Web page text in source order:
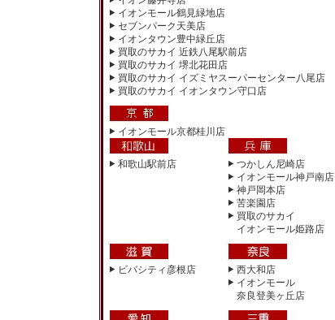
イオンモール鶴見緑地店
セブンパーク天美店
イオンタウン豊中緑丘店
買取のサカイ 近鉄八尾駅前店
買取のサカイ 堺北花田店
買取のサカイ イズミヤスーパーセンター八尾店
買取のサカイ イオンタウン守口店
イオンモール京都桂川店
和歌山駅前店
つかしん尼崎店
イオンモール神戸南店
神戸岡本店
苦楽園店
買取のサカイ
イオンモール姫路店
ビバシティ彦根店
西大和店
イオンモール
奈良登美ヶ丘店